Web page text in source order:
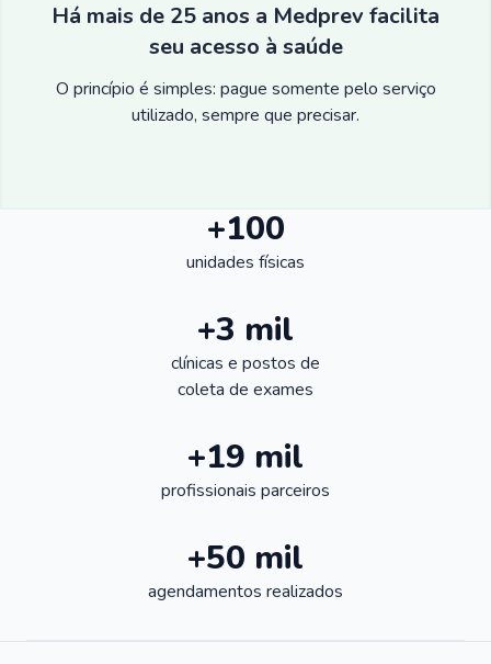
Há mais de 25 anos a Medprev facilita
seu acesso à saúde
O princípio é simples: pague somente pelo serviço
utilizado, sempre que precisar.
+100
unidades físicas
+3 mil
clínicas e postos de
coleta de exames
+19 mil
profissionais parceiros
+50 mil
agendamentos realizados